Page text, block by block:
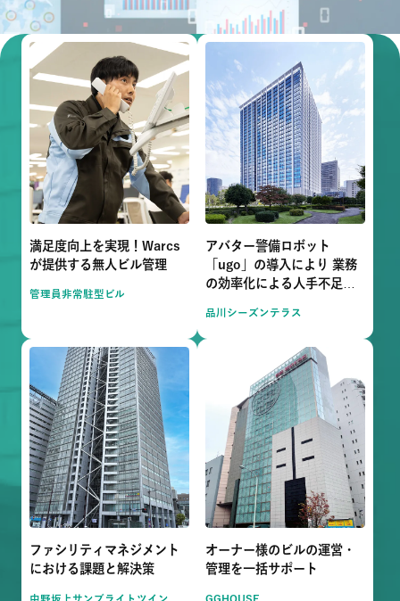
満足度向上を実現！Warcs
が提供する無人ビル管理
管理員非常駐型ビル
アバター警備ロボット
「ugo」の導入により 業務
の効率化による人手不足の
品川シーズンテラス
ファシリティマネジメント
における課題と解決策
中野坂上サンブライトツイン
オーナー様のビルの運営・
管理を一括サポート
GGHOUSE